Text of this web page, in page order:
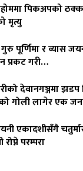
पिकअपको
मृत्यु
पूर्णिमा र व्यास
प्रकट गरी…
देवानगञ्जमा झडप
गोली लागेर एक
एकादशीसँगै
परम्परा